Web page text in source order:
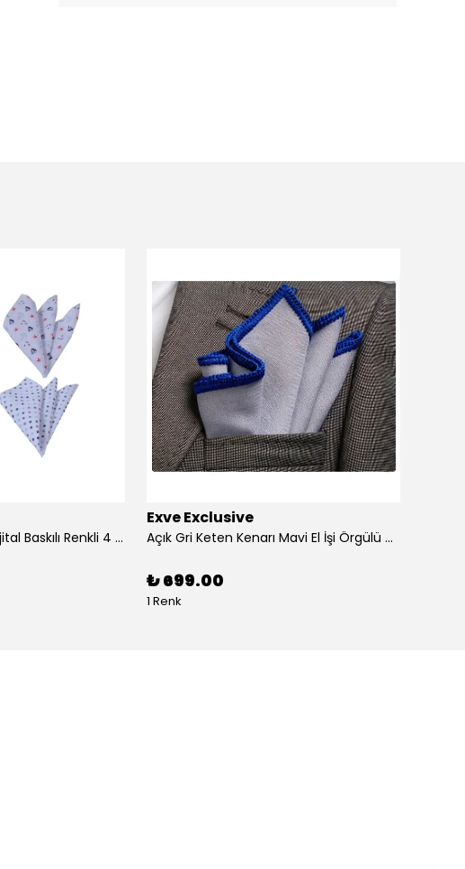
4'lü Beyaz üzerine Dijital Baskılı Renkli 4 in 1 Cep Yaka Mendil Seti
Exve Exclusive
Açık Gri Keten Kenarı Mavi El İşi Örgülü Cep Aksesuarı Yaka Mendili
₺ 699.00
1 Renk